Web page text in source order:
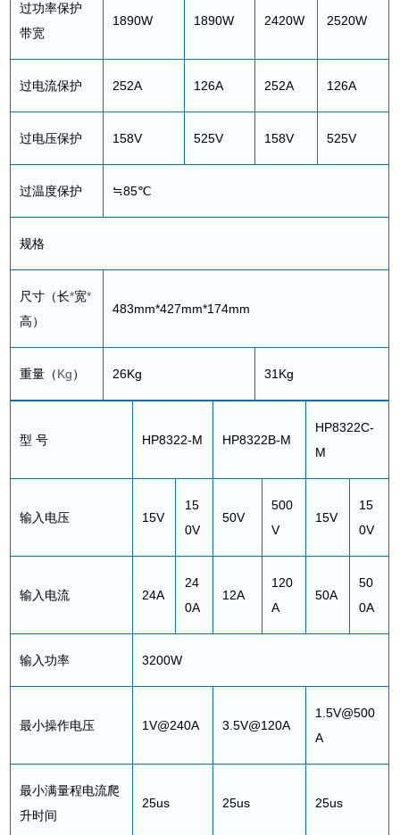
过功率保护
带宽
1890W 1890W 2420W 2520W
过电流保护 252A 126A 252A 126A
过电压保护 158V 525V 158V 525V
过温度保护 ≒85℃
规格
尺寸（长*宽*
高）
483mm*427mm*174mm
重量（Kg） 26Kg 31Kg
型 号 HP8322-M HP8322B-M
HP8322C-
M
输入电压 15V
15
0V
50V
500
V
15V
15
0V
输入电流 24A
24
0A
12A
120
A
50A
50
0A
输入功率 3200W
最小操作电压 1V@240A 3.5V@120A
1.5V@500
A
最小满量程电流爬
升时间
25us 25us 25us